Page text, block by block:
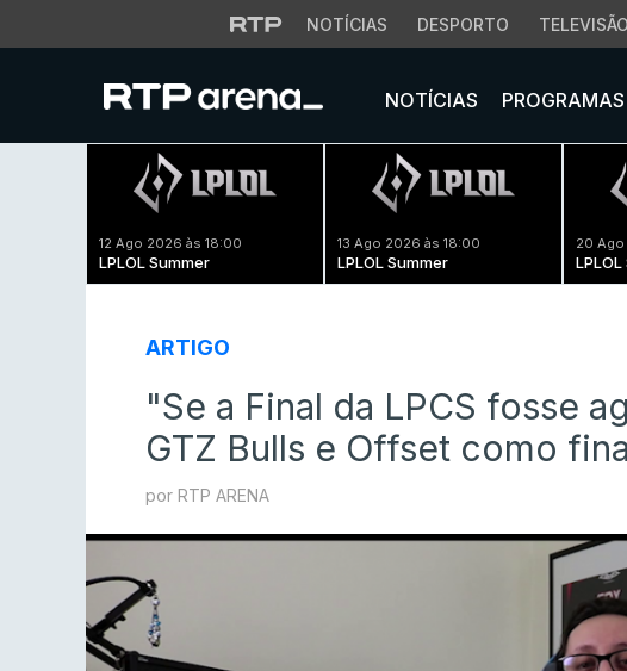
NOTÍCIAS DESPORTO TELEVISÃO
NOTÍCIAS PROGRAMAS
12 Ago 2026 às 18:00
LPLOL Summer
13 Ago 2026 às 18:00
LPLOL Summer
20
ARTIGO
"Se a Final da LPCS fosse
GTZ Bulls e Offset como
por RTP ARENA